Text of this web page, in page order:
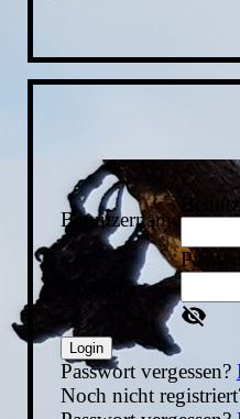
Benutzername
Passwort
Login
Passwort vergessen?
Noch nicht